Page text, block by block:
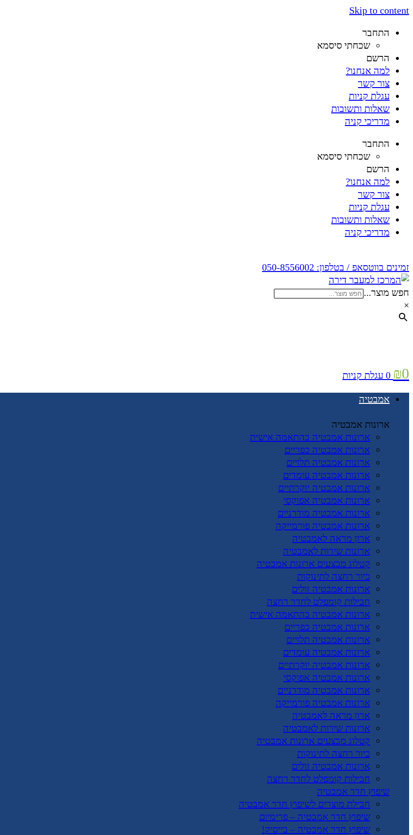
Skip to content
התחבר
שכחתי סיסמא
הרשם
למה אנחנו?
צור קשר
עגלת קניות
שאלות ותשובות
מדריכי קניה
התחבר
שכחתי סיסמא
הרשם
למה אנחנו?
צור קשר
עגלת קניות
שאלות ותשובות
מדריכי קניה
זמינים בווטסאפ / בטלפון: 050-8556002
חפש מוצר...
×
₪0
0 עגלת קניות
אמבטיה
ארונות אמבטיה
ארונות אמבטיה בהתאמה אישית
ארונות אמבטיה כפריים
ארונות אמבטיה תלויים
ארונות אמבטיה עומדים
ארונות אמבטיה יוקרתיים
ארונות אמבטיה אפוקסי
ארונות אמבטיה מודרניים
ארונות אמבטיה פורמייקה
ארון מראה לאמבטיה
ארונות שירות לאמבטיה
קטלוג מבצעים ארונות אמבטיה
כיור רחצה לתינוקות
ארונות אמבטיה זולים
חבילות קומפלט לחדר רחצה
ארונות אמבטיה בהתאמה אישית
ארונות אמבטיה כפריים
ארונות אמבטיה תלויים
ארונות אמבטיה עומדים
ארונות אמבטיה יוקרתיים
ארונות אמבטיה אפוקסי
ארונות אמבטיה מודרניים
ארונות אמבטיה פורמייקה
ארון מראה לאמבטיה
ארונות שירות לאמבטיה
קטלוג מבצעים ארונות אמבטיה
כיור רחצה לתינוקות
ארונות אמבטיה זולים
חבילות קומפלט לחדר רחצה
שיפוץ חדר אמבטיה
חבילת מוצרים לשיפוץ חדר אמבטיה
שיפוץ חדר אמבטיה – פרימיום
שיפוץ חדר אמבטיה – בייסיק!